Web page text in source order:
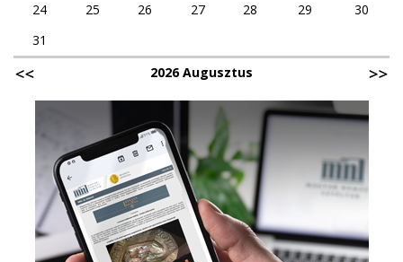
24
25 26 27 28 29
30
31
2026 Augusztus